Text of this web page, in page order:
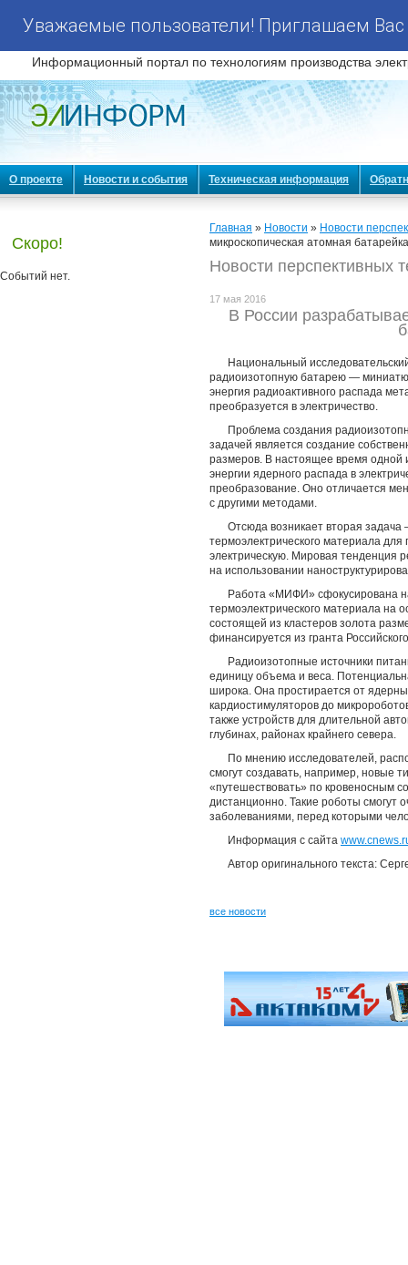
Уважаемые пользователи! Приглашаем
Информационный портал по технологиям производства
О проекте Новости и события Техническая информация
Скоро!
Событий нет.
Главная » Новости » Новости
микроскопическая атомная батарейка
Новости перспективных
17 мая 2016
В России
Национальный
радиоизотопную батарею —
энергия радиоактивного распада
преобразуется в электричество.
Проблема создания
задачей является создание
размеров. В настоящее время одной
энергии ядерного распада в
преобразование. Оно отличается
с другими методами.
Отсюда возникает вторая
термоэлектрического материала
электрическую. Мировая тенденция
на использовании
Работа «МИФИ» сфокусирована
термоэлектрического материала на
состоящей из кластеров золота
финансируется из гранта
Радиоизотопные источники
единицу объема и веса.
широка. Она простирается от
кардиостимуляторов до
также устройств для длительной
глубинах, районах крайнего севера.
По мнению исследователей,
смогут создавать, например, новые
«путешествовать» по кровеносным
дистанционно. Такие роботы смогут
заболеваниями, перед которыми
Информация с сайта
Автор оригинального текста:
все новости